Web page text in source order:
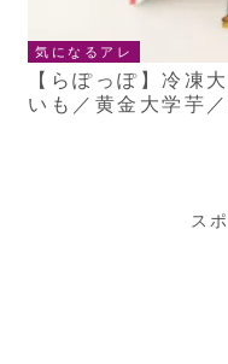
気になるアレ
【らぽっぽ】冷凍
いも／黄金大学芋
ス